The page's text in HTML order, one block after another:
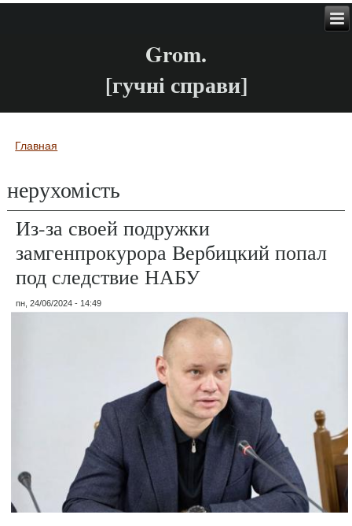
Grom.
[гучні справи]
Вы здесь
Главная
нерухомість
Из-за своей подружки
замгенпрокурора Вербицкий попал
под следствие НАБУ
пн, 24/06/2024 - 14:49